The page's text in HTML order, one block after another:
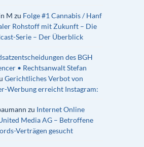
M zu Folge #1 Cannabis / Hanf
Rohstoff mit Zukunft – Die
Serie – Der Überblick
des BGH
• Rechtsanwalt Stefan
Gerichtliches Verbot von
Werbung erreicht Instagram:
zu Internet Online
Media AG – Betroffene
Verträgen gesucht